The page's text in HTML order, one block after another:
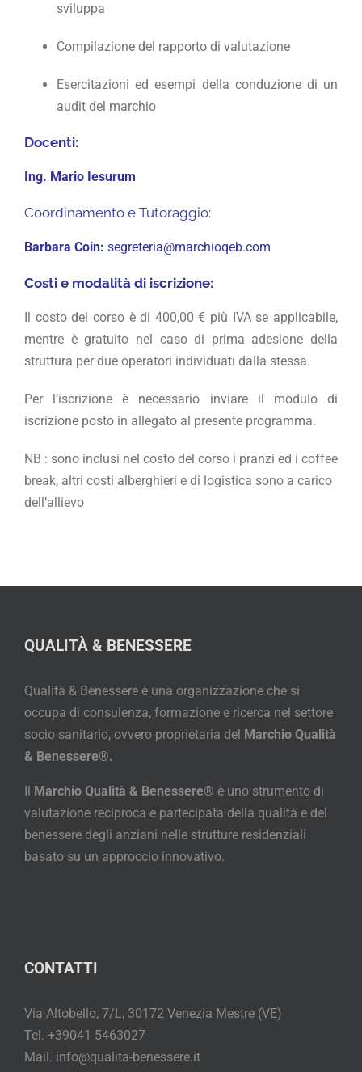
sviluppa
Compilazione del rapporto di valutazione
Esercitazioni ed esempi della conduzione di un
audit del marchio
Docenti:
Ing. Mario Iesurum
Coordinamento e Tutoraggio:
Barbara Coin: segreteria@marchioqeb.com
Costi e modalità di iscrizione:
Il costo del corso è di 400,00 € più IVA se applicabile,
mentre è gratuito nel caso di prima adesione della
struttura per due operatori individuati dalla stessa.
Per l’iscrizione è necessario inviare il modulo di
iscrizione posto in allegato al presente programma.
NB : sono inclusi nel costo del corso i pranzi ed i coffee
break, altri costi alberghieri e di logistica sono a carico
dell’allievo
QUALITÀ & BENESSERE
Qualità & Benessere è una organizzazione che si
occupa di consulenza, formazione e ricerca nel settore
socio sanitario, ovvero proprietaria del Marchio Qualità
& Benessere®.
Il Marchio Qualità & Benessere® è uno strumento di
valutazione reciproca e partecipata della qualità e del
benessere degli anziani nelle strutture residenziali
basato su un approccio innovativo.
CONTATTI
Via Altobello, 7/L, 30172 Venezia Mestre (VE)
Tel. +39041 5463027
Mail. info@qualita-benessere.it